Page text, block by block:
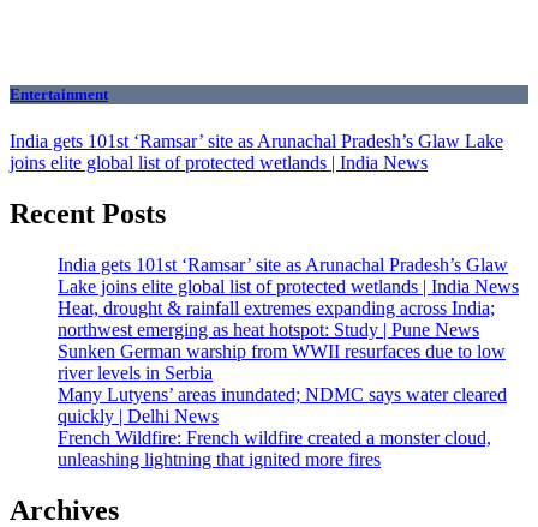
Entertainment
India gets 101st ‘Ramsar’ site as Arunachal Pradesh’s Glaw Lake
joins elite global list of protected wetlands | India News
Recent Posts
India gets 101st ‘Ramsar’ site as Arunachal Pradesh’s Glaw
Lake joins elite global list of protected wetlands | India News
Heat, drought & rainfall extremes expanding across India;
northwest emerging as heat hotspot: Study | Pune News
Sunken German warship from WWII resurfaces due to low
river levels in Serbia
Many Lutyens’ areas inundated; NDMC says water cleared
quickly | Delhi News
French Wildfire: French wildfire created a monster cloud,
unleashing lightning that ignited more fires
Archives